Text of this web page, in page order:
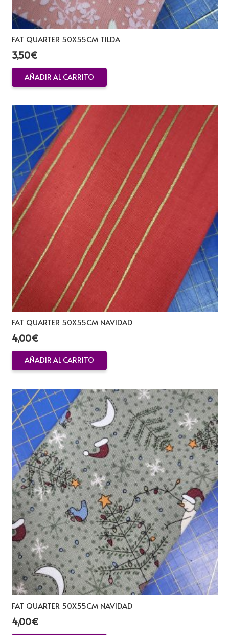
FAT QUARTER 50X55CM TILDA
3,50€
AÑADIR AL CARRITO
FAT QUARTER 50X55CM NAVIDAD
4,00€
AÑADIR AL CARRITO
FAT QUARTER 50X55CM NAVIDAD
4,00€